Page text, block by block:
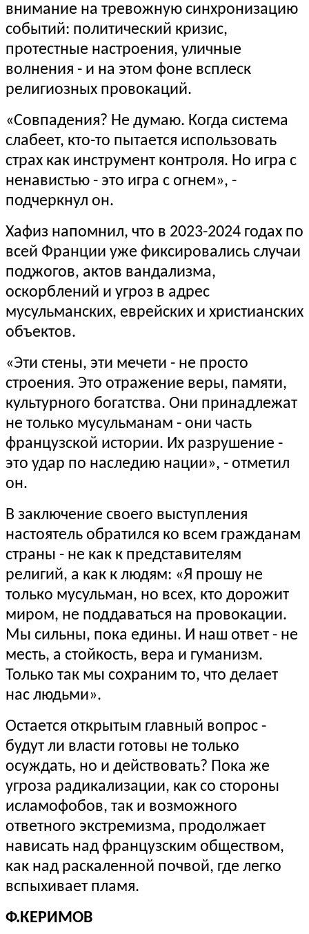
внимание на тревожную синхронизацию
событий: политический кризис,
протестные настроения, уличные
волнения - и на этом фоне всплеск
религиозных провокаций.
«Совпадения? Не думаю. Когда система
слабеет, кто-то пытается использовать
страх как инструмент контроля. Но игра с
ненавистью - это игра с огнем», -
подчеркнул он.
Хафиз напомнил, что в 2023-2024 годах по
всей Франции уже фиксировались случаи
поджогов, актов вандализма,
оскорблений и угроз в адрес
мусульманских, еврейских и христианских
объектов.
«Эти стены, эти мечети - не просто
строения. Это отражение веры, памяти,
культурного богатства. Они принадлежат
не только мусульманам - они часть
французской истории. Их разрушение -
это удар по наследию нации», - отметил
он.
В заключение своего выступления
настоятель обратился ко всем гражданам
страны - не как к представителям
религий, а как к людям: «Я прошу не
только мусульман, но всех, кто дорожит
миром, не поддаваться на провокации.
Мы сильны, пока едины. И наш ответ - не
месть, а стойкость, вера и гуманизм.
Только так мы сохраним то, что делает
нас людьми».
Остается открытым главный вопрос -
будут ли власти готовы не только
осуждать, но и действовать? Пока же
угроза радикализации, как со стороны
исламофобов, так и возможного
ответного экстремизма, продолжает
нависать над французским обществом,
как над раскаленной почвой, где легко
вспыхивает пламя.
Ф.КЕРИМОВ